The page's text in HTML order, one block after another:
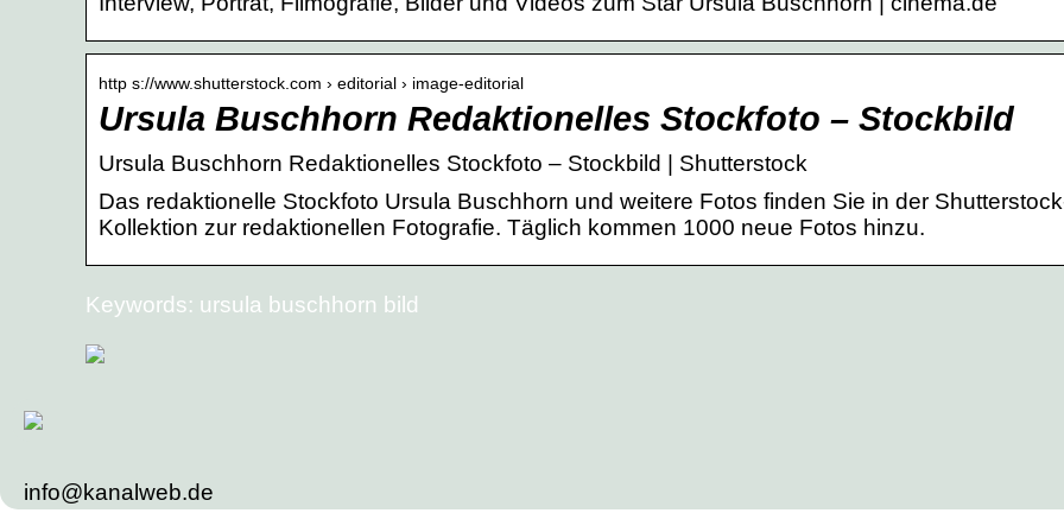
http s://www.shutterstock.com › editorial › image-editorial
Ursula Buschhorn Redaktionelles Stockfoto – Stockbild
Ursula Buschhorn Redaktionelles Stockfoto – Stockbild | Shutterstock
Das redaktionelle Stockfoto Ursula Buschhorn und weitere Fotos finden Sie in der
Kollektion zur redaktionellen Fotografie. Täglich kommen 1000 neue Fotos hinzu.
Keywords: ursula buschhorn bild
info@kanalweb.de